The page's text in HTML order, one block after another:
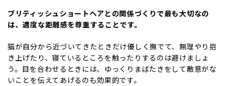
ブリティッシュショートヘアとの関係づくりで最も大切なの
は、適度な距離感を尊重することです。
猫が自分から近づいてきたときだけ優しく撫でて、無理やり抱
き上げたり、寝ているところを触ったりするのは避けましょ
う。目を合わせるときには、ゆっくりまばたきをして敵意がな
いことを伝えてあげるのも効果的です。